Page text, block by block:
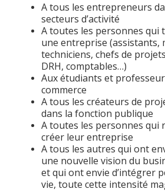
A tous les entrepreneurs
secteurs d’activité
A toutes les personnes qui
une entreprise (assistants,
techniciens, chefs de
DRH, comptables…)
Aux étudiants et
commerce
A tous les créateurs de
dans la fonction publique
A toutes les personnes qui
créer leur entreprise
A tous les autres qui ont
une nouvelle vision du
et qui ont envie d’intégrer
vie, toute cette intensité